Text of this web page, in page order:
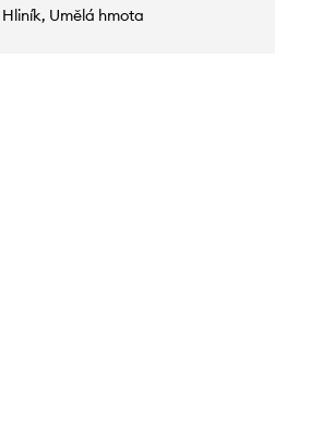
Hliník, Umělá hmota